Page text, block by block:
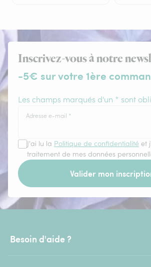
Inscrivez-vous à notre
-5€ sur votre 1ère
Les champs marqués d'un * sont
Adresse e-mail *
J'ai lu la Politique de confidentialité et
traitement de mes données
Valider mon
Besoin d'aide ?